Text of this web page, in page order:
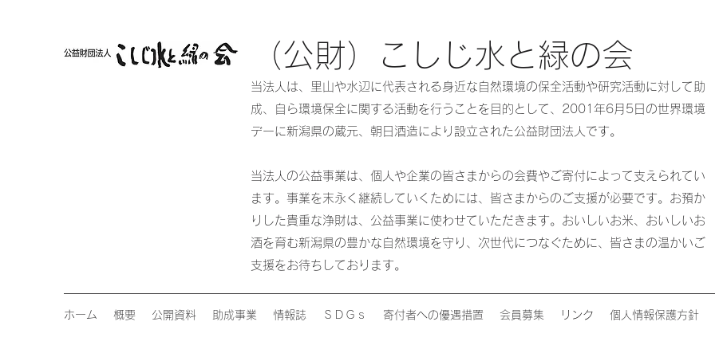
（公財）こしじ水と緑の会
当法人は、里山や水辺に代表される身近な自然環境の保全活動や研究活動に対して助
成、自ら環境保全に関する活動を行うことを目的として、2001年6月5日の世界環境
デーに新潟県の蔵元、朝日酒造により設立された公益財団法人です。
当法人の公益事業は、個人や企業の皆さまからの会費やご寄付によって支えられてい
ます。事業を末永く継続していくためには、皆さまからのご支援が必要です。お預か
りした貴重な浄財は、公益事業に使わせていただきます。おいしいお米、おいしいお
酒を育む新潟県の豊かな自然環境を守り、次世代につなぐために、皆さまの温かいご
支援をお待ちしております。
ホーム 概要 公開資料 助成事業 情報誌 ＳＤＧｓ 寄付者への優遇措置 会員募集 リンク 個人情報保護方針